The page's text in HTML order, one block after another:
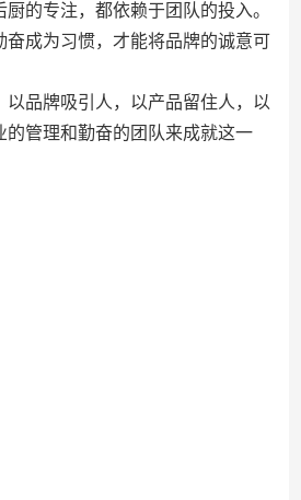
的专注，都依赖于团队的投入。
奋成为习惯，才能将品牌的诚意可
以品牌吸引人，以产品留住人，以
的管理和勤奋的团队来成就这一